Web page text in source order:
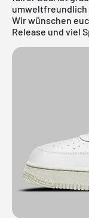
umweltfreundlich
Wir wünschen
Release und viel